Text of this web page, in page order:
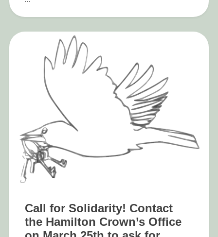
Call for Solidarity! Contact
the Hamilton Crown’s Office